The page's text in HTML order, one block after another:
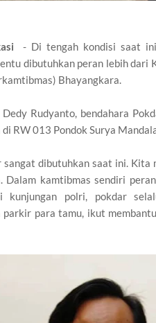
- Di tengah kondisi saat
dibutuhkan peran lebih dari
Bhayangkara.
Rudyanto, bendahara
RW 013 Pondok Surya
dibutuhkan saat ini. Kita
Dalam kamtibmas sendiri
kunjungan polri, pokdar
parkir para tamu, ikut